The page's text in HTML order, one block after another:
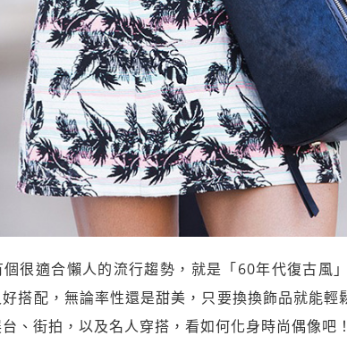
很適合懶人的流行趨勢，就是「60年代復古風
搭配，無論率性還是甜美，只要換換飾品就能
、街拍，以及名人穿搭，看如何化身時尚偶像吧！